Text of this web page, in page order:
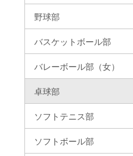
野球部
バスケットボール部
バレーボール部（女）
卓球部
ソフトテニス部
ソフトボール部